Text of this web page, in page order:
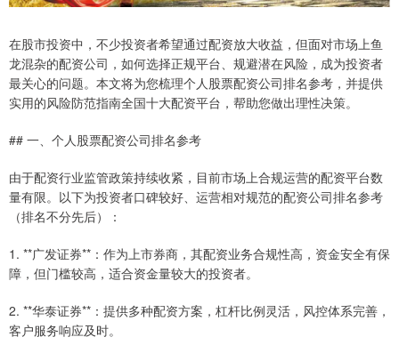
在股市投资中，不少投资者希望通过配资放大收益，但面对市场上鱼
龙混杂的配资公司，如何选择正规平台、规避潜在风险，成为投资者
最关心的问题。本文将为您梳理个人股票配资公司排名参考，并提供
实用的风险防范指南全国十大配资平台，帮助您做出理性决策。
## 一、个人股票配资公司排名参考
由于配资行业监管政策持续收紧，目前市场上合规运营的配资平台数
量有限。以下为投资者口碑较好、运营相对规范的配资公司排名参考
（排名不分先后）：
1. **广发证券**：作为上市券商，其配资业务合规性高，资金安全有保
障，但门槛较高，适合资金量较大的投资者。
2. **华泰证券**：提供多种配资方案，杠杆比例灵活，风控体系完善，
客户服务响应及时。